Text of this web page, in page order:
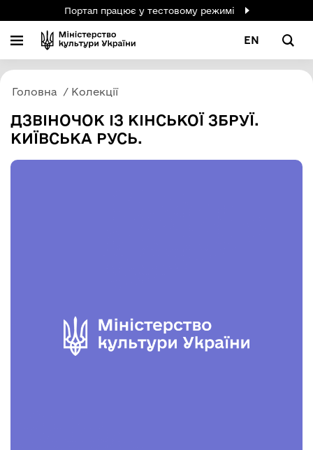
Портал працює у тестовому режимі
EN
Головна Колекції
ДЗВІНОЧОК ІЗ КІНСЬКОЇ ЗБРУЇ.
КИЇВСЬКА РУСЬ.